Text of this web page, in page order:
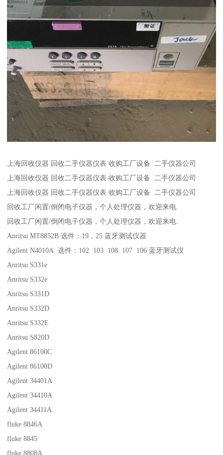
上海回收仪器 回收二手仪器仪表 收购工厂设备 二手仪器公司
上海回收仪器 回收二手仪器仪表 收购工厂设备 二手仪器公司
上海回收仪器 回收二手仪器仪表 收购工厂设备 二手仪器公司
回收工厂闲置/倒闭电子仪器，个人处理仪器，欢迎来电.
回收工厂闲置/倒闭电子仪器，个人处理仪器，欢迎来电.
Anritsu MT8852B 选件：19，25 蓝牙测试仪器
Agilent N4010A 选件：102 103 108 107 106 蓝牙测试仪
Anritsu S331e
Anritsu S332e
Anritsu S331D
Anritsu S332D
Anritsu S332E
Anritsu S820D
Agilent 86100C
Agilent 86100D
Agilent 34401A
Agilent 34410A
Agilent 34411A
fluke 8846A
fluke 8845
fluke 8808A